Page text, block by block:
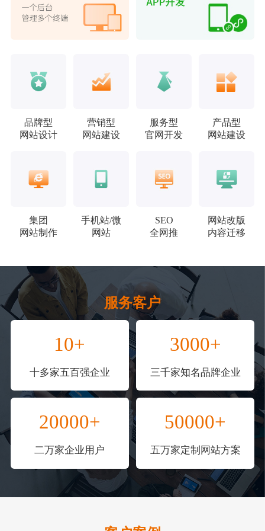
品牌型
网站设计
营销型
网站建设
服务型
官网开发
产品型
网站建设
集团
网站制作
手机站/微
网站
SEO
全网推
网站改版
内容迁移
服务客户
10+
十多家五百强企业
3000+
三千家知名品牌企业
20000+
二万家企业用户
50000+
五万家定制网站方案